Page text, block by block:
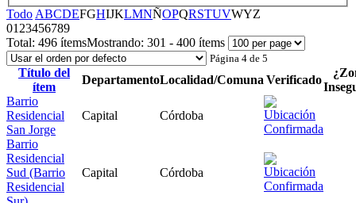
Todo ABCDEFGHIJKLMNÑOPQRSTUVWYZ
01 23456789
Total: 496 ítemsMostrando: 301 - 400 ítems
Página 4 de 5
Título del
ítem
DepartamentoLocalidad/Comuna Verificado
Barrio
Residencial
San Jorge
Capital Córdoba
Barrio
Residencial
Sud (Barrio
Residencial
Capital Córdoba